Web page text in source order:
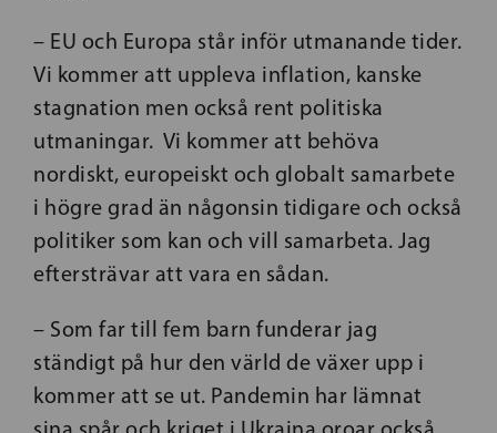
– EU och Europa står inför utmanande tider.
Vi kommer att uppleva inflation, kanske
stagnation men också rent politiska
utmaningar. Vi kommer att behöva
nordiskt, europeiskt och globalt samarbete
i högre grad än någonsin tidigare och också
politiker som kan och vill samarbeta. Jag
eftersträvar att vara en sådan.
– Som far till fem barn funderar jag
ständigt på hur den värld de växer upp i
kommer att se ut. Pandemin har lämnat